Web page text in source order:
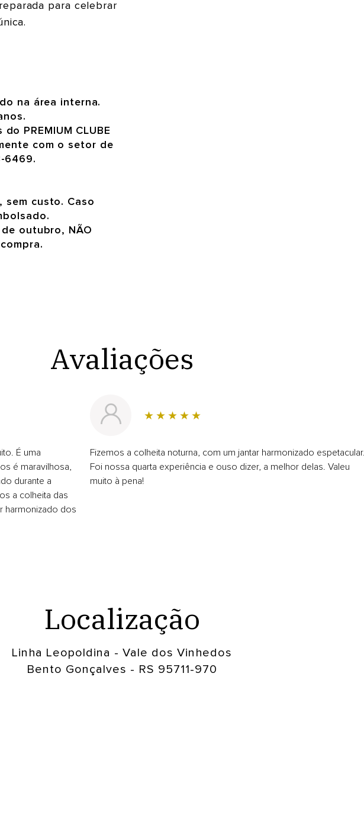
para celebrar
na área interna.
PREMIUM CLUBE
com o setor de
6469.
custo. Caso
outubro, NÃO
Avaliações
É uma
é maravilhosa,
durante a
a colheita das
harmonizado dos
Fizemos a colheita noturna, com um jantar harmonizado espetacular.
Foi nossa quarta experiência e ouso dizer, a melhor delas. Valeu
muito à pena!
Localização
Linha Leopoldina - Vale dos Vinhedos
Bento Gonçalves - RS 95711-970